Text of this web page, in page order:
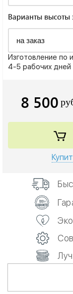
Варианты высоты
Изготовление по
4-5 рабочих дней
8 500